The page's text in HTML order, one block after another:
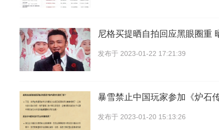
尼格买提晒自拍回应黑眼圈重
发布于 2023-01-22 17:21:39
暴雪禁止中国玩家参加《炉石
发布于 2023-01-20 15:13:26